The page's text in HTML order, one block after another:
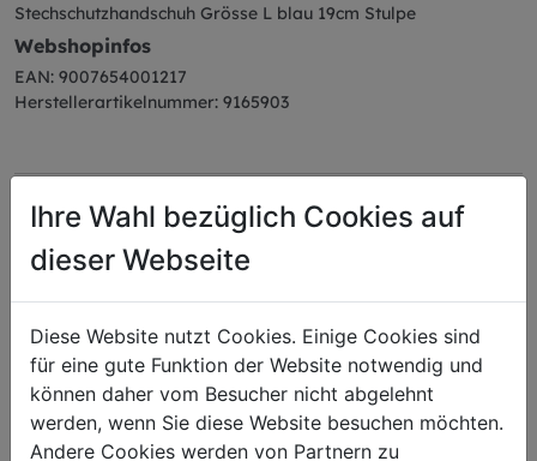
Stechschutzhandschuh Grösse L blau 19cm Stulpe
Webshopinfos
EAN: 9007654001217
Herstellerartikelnummer: 9165903
Das könnte Sie auch
interessieren
Hackblockbürste
Ihre Wahl bezüglich Cookies auf
dieser Webseite
Diese Website nutzt Cookies. Einige Cookies sind
für eine gute Funktion der Website notwendig und
können daher vom Besucher nicht abgelehnt
werden, wenn Sie diese Website besuchen möchten.
Andere Cookies werden von Partnern zu